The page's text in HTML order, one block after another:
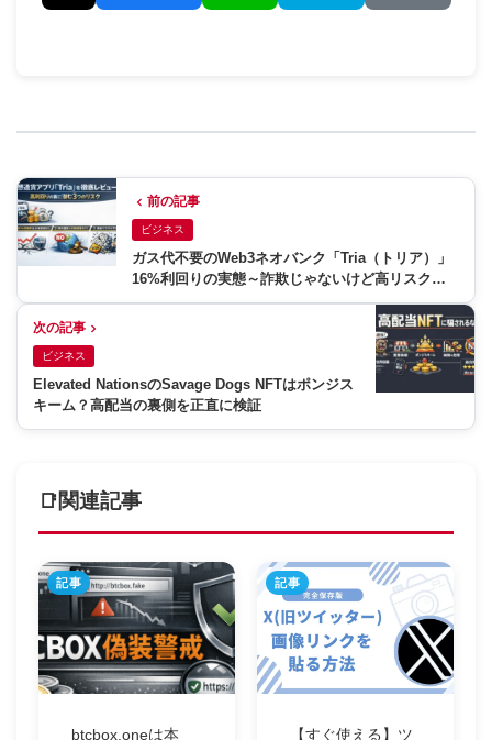
前の記事
ビジネス
ガス代不要のWeb3ネオバンク「Tria（トリア）」
16%利回りの実態～詐欺じゃないけど高リスク！
僕が見てきたDeFiの落とし穴を正直解説
次の記事
ビジネス
Elevated NationsのSavage Dogs NFTはポンジス
キーム？高配当の裏側を正直に検証
関連記事
記事
btcbox.oneは本
記事
【すぐ使える】ツ